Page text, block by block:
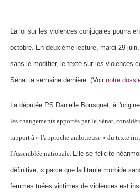
La loi sur les violences conjugales pourra
octobre. En deuxième lecture, mardi 29
sans le modifier, le texte sur les violences
Sénat la semaine dernière. (Voir notre
La députée PS Danielle Bousquet, à
les changements apportés par le Sénat,
rapport à « l'approche ambitieuse » du texte
l'Assemblée nationale. Elle se félicite
définitive, « parce que la litanie morbide
femmes tuées victimes de violences est